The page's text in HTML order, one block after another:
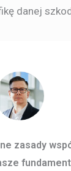
danej
zasady